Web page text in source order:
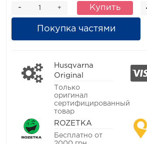
+
- Купить
Покупка частями
Husqvarna
Original
Только
оригинал
сертифицированный
товар
ROZETKA
Бесплатно от